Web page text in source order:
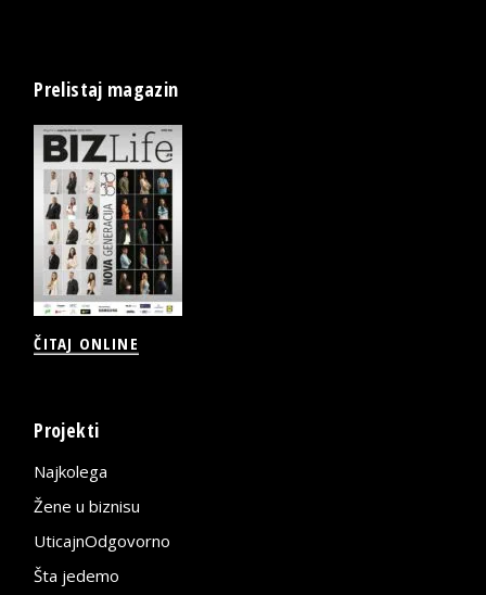
Prelistaj magazin
ČITAJ ONLINE
Projekti
Najkolega
Žene u biznisu
UticajnOdgovorno
Šta jedemo